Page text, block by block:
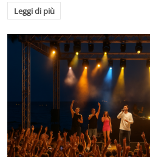
Leggi di più